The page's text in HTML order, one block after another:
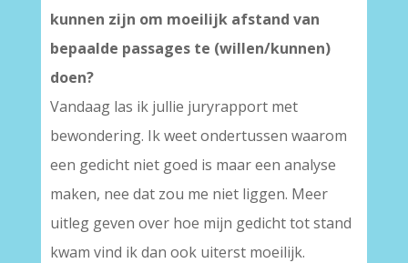
kunnen zijn om moeilijk afstand van
bepaalde passages te (willen/kunnen)
doen?
Vandaag las ik jullie juryrapport met
bewondering. Ik weet ondertussen waarom
een gedicht niet goed is maar een analyse
maken, nee dat zou me niet liggen. Meer
uitleg geven over hoe mijn gedicht tot stand
kwam vind ik dan ook uiterst moeilijk.